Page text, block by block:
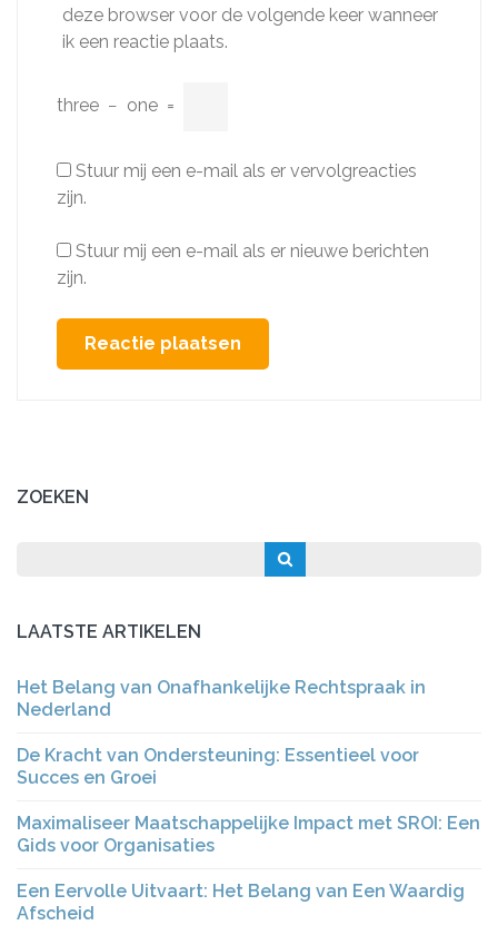
deze browser voor de volgende keer wanneer
ik een reactie plaats.
three − one =
Stuur mij een e-mail als er vervolgreacties
zijn.
Stuur mij een e-mail als er nieuwe berichten
zijn.
ZOEKEN
LAATSTE ARTIKELEN
Het Belang van Onafhankelijke Rechtspraak in
Nederland
De Kracht van Ondersteuning: Essentieel voor
Succes en Groei
Maximaliseer Maatschappelijke Impact met SROI: Een
Gids voor Organisaties
Een Eervolle Uitvaart: Het Belang van Een Waardig
Afscheid